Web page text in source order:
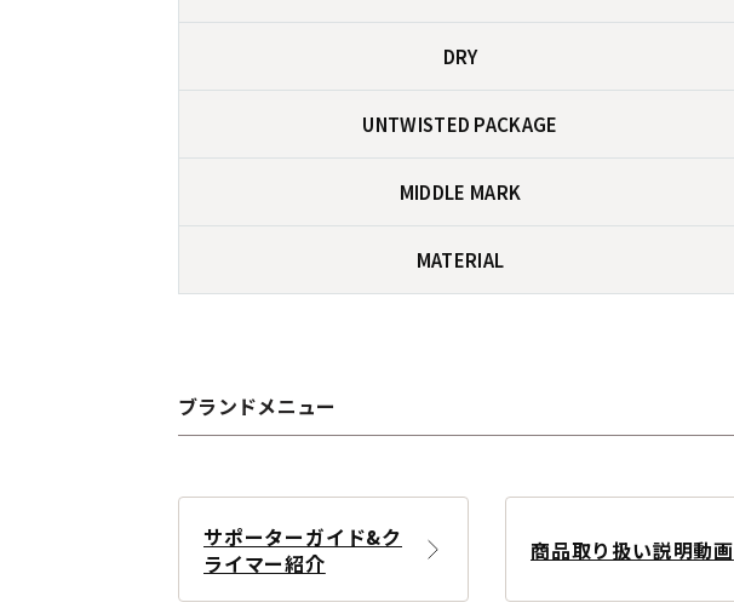
DRY
UNTWISTED PACKAGE
MIDDLE MARK
MATERIAL
ブランドメニュー
サポーターガイド&ク
ライマー紹介
商品取り扱い説明動画